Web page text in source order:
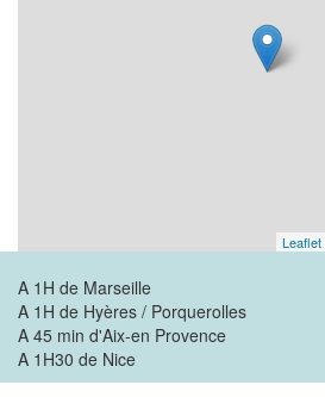
Leaflet
A 1H de Marseille
A 1H de Hyères / Porquerolles
A 45 min d'Aix-en Provence
A 1H30 de Nice